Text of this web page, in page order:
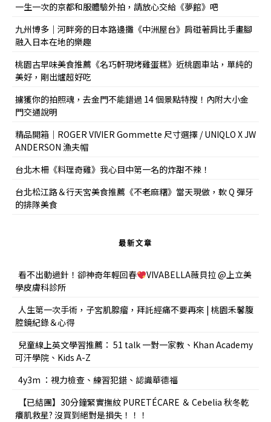
一生一次的京都和服體驗外拍，請放心交給《夢館》吧
九州博多｜河畔旁的日本路邊攤《中洲屋台》肩碰著肩比手畫腳
融入日本在地的樂趣
桃園古早味美食推薦《名巧軒現烤雞蛋糕》近桃園車站，單純的
美好，剛出爐超好吃
擄獲你的拍照魂，去金門不能錯過 14 個景點特搜！內附大小金
門交通說明
精品開箱｜ROGER VIVIER Gommette 尺寸選擇 / UNIQLO X JW
ANDERSON 漁夫帽
台北木柵《料理奇雞》我心目中第一名的炸甜不辣！
台北松江路＆行天宮美食推薦《不老麻糬》當天現做，軟 Q 彈牙
的排隊美食
最新文章
看不出動過針！卻神奇年輕回春
VIVABELLA薇貝拉 @上立美
學皮膚科診所
人生第一次手術，子宮肌腺瘤，拜託經痛不要再來 | 桃園禾馨腹
腔鏡紀錄＆心得
兒童線上英文學習推薦： 51 talk 一對一家教、Khan Academy
可汗學院、Kids A-Z
4y3m ：視力檢查、練習犯錯、認識華德福
【已結團】30分鐘緊實撫紋 PURETÉCARE ＆ Cebelia 秋冬乾
癢肌救星? 沒買到絕對是損失！！！